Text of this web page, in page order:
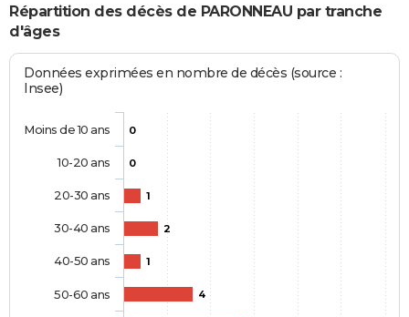
Répartition des décès de PARONNEAU par tranche
d'âges
Données exprimées en nombre de décès (source :
Insee)
0
0
1
2
1
4
Moins de 10 ans
10-20 ans
20-30 ans
30-40 ans
40-50 ans
50-60 ans